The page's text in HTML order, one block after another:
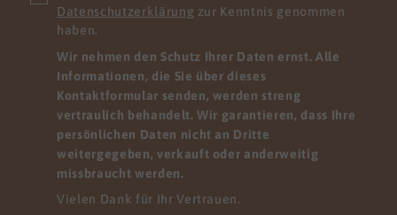
Datenschutzerklärung zur Kenntnis genommen
haben.
Wir nehmen den Schutz Ihrer Daten ernst. Alle
Informationen, die Sie über dieses
Kontaktformular senden, werden streng
vertraulich behandelt. Wir garantieren, dass Ihre
persönlichen Daten nicht an Dritte
weitergegeben, verkauft oder anderweitig
missbraucht werden.
Vielen Dank für Ihr Vertrauen.